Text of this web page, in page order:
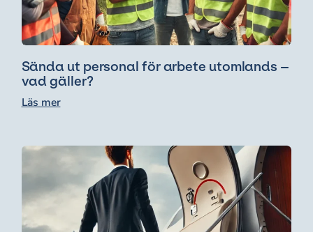
Sända ut personal för arbete utomlands –
vad gäller?
Läs mer